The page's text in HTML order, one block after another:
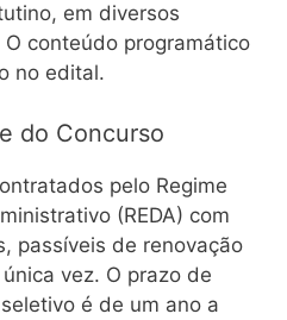
em diversos
conteúdo programático
no edital.
do Concurso
pelo Regime
(REDA) com
passíveis de renovação
vez. O prazo de
é de um ano a